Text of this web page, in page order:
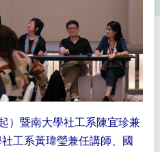
）暨南大學社工系陳宜珍兼
工系黃瑋瑩兼任講師、國